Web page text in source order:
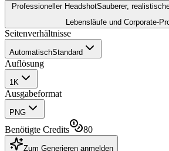
Professioneller HeadshotSauberer,
Lebensläufe und Corporate-
Seitenverhältnisse
AutomatischStandard
Auflösung
1K
Ausgabeformat
PNG
Benötigte Credits 80
Zum Generieren anmelden